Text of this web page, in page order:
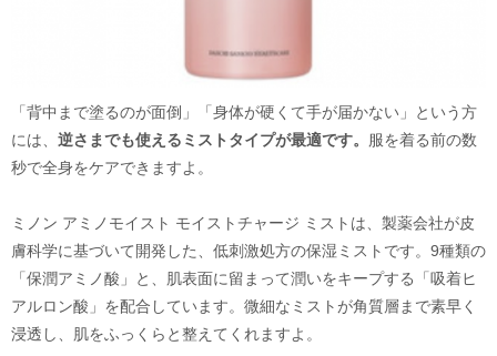
「背中まで塗るのが面倒」「身体が硬くて手が届かない」という方
には、 逆さまでも使えるミストタイプが最適です。 服を着る前の数
秒で全身をケアできますよ。
ミノン アミノモイスト モイストチャージ ミストは、製薬会社が皮
膚科学に基づいて開発した、低刺激処方の保湿ミストです。9種類の
「保潤アミノ酸」と、肌表面に留まって潤いをキープする「吸着ヒ
アルロン酸」を配合しています。微細なミストが角質層まで素早く
浸透し、肌をふっくらと整えてくれますよ。